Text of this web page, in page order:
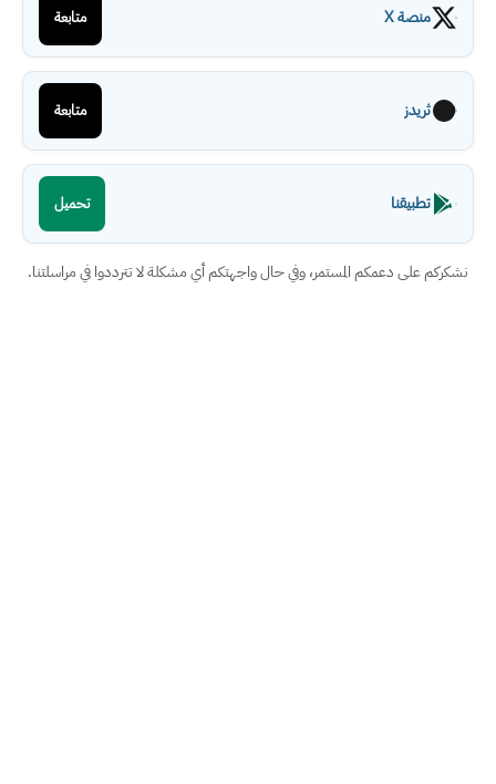
منصة X متابعة
ثريدز متابعة
تطبيقنا تحميل
نشكركم على دعمكم المستمر، وفي حال واجهتكم أي مشكلة لا تترددوا في مراسلتنا.